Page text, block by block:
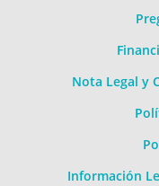
Nota Legal y
Información